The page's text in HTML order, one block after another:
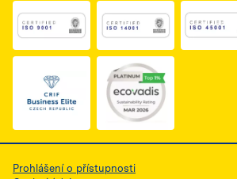
Link do dokumentu PDF z
Link do
Link do dokumentu PDF z
Prohlášení o přístupnosti